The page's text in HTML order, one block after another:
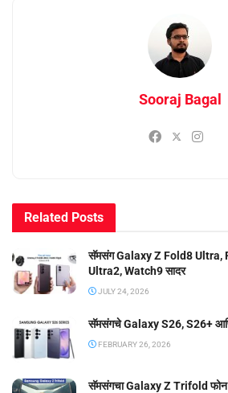
Sooraj Bagal
Related Posts
सॅमसंग Galaxy Z Fold8 Ultra,
Ultra2, Watch9 सादर
JULY 24, 2026
सॅमसंगचे Galaxy S26, S26+
FEBRUARY 26, 2026
सॅमसंगचा Galaxy Z Trifold फोन